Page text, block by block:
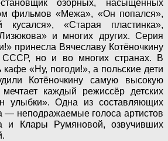
озорных, насыщенных
фильмов «Межа», «Он попался»,
кусался», «Старая пластинка»,
и многих других. Серия
принесла Вячеславу Котёночкину
СССР, но и во многих странах. В
кафе «Ну, погоди!», а польские дети
Котёночкину самую высокую
каждый режиссёр детских
Одна из составляющих
— неподражаемые голоса артистов
и Клары Румяновой, озвучивших